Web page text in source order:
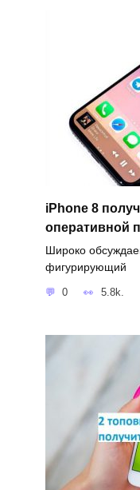
iPhone 8
оперативной
Широко
фигурирующий
0 5.8k.